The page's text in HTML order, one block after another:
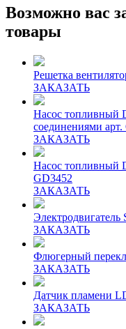
Возможно вас
товары
Решетка
ЗАКАЗАТЬ
Насос топливный
соединениями
ЗАКАЗАТЬ
Насос топливный
GD3452
ЗАКАЗАТЬ
ЗАКАЗАТЬ
Флюгерный
ЗАКАЗАТЬ
Датчик пламени
ЗАКАЗАТЬ